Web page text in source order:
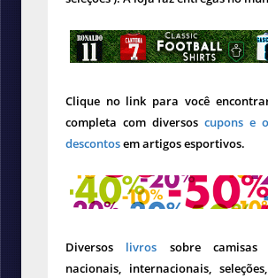
Clique no link para você
completa com diversos cupons e
descontosem artigos esportivos.
Diversos livros sobre camisas
nacionais, internacionais,